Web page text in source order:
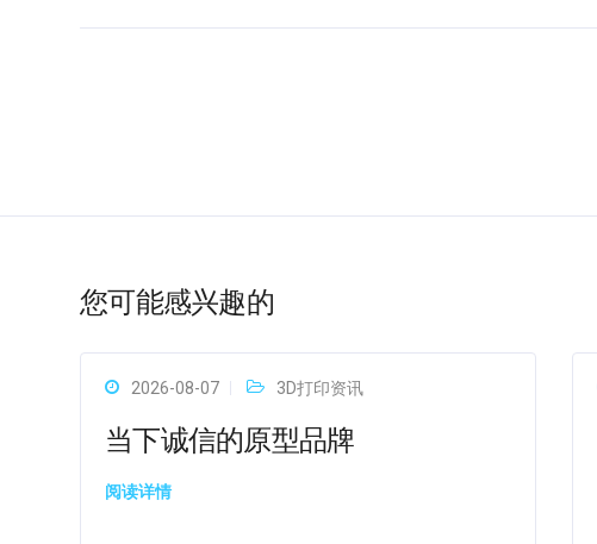
您可能感兴趣的
2026-08-07 3D打印资讯
当下诚信的原型品牌
阅读详情